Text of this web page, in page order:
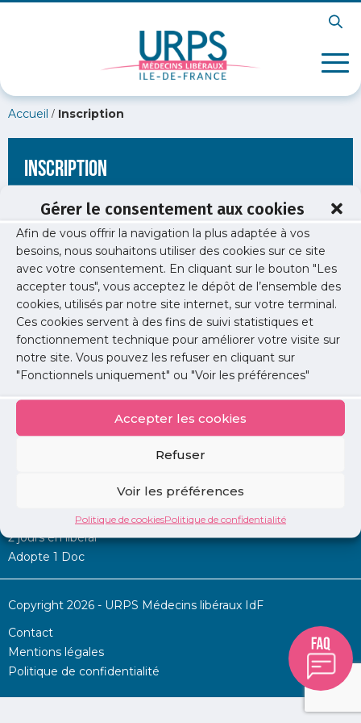
Gérer le consentement aux cookies
Afin de vous offrir la navigation la plus adaptée à vos
besoins, nous souhaitons utiliser des cookies sur ce site
avec votre consentement. En cliquant sur le bouton "Les
accepter tous", vous acceptez le dépôt de l’ensemble des
cookies, utilisés par notre site internet, sur votre terminal.
Ces cookies servent à des fins de suivi statistiques et
fonctionnement technique pour améliorer votre visite sur
notre site. Vous pouvez les refuser en cliquant sur
"Fonctionnels uniquement" ou "Voir les préférences"
Accepter les cookies
Refuser
Voir les préférences
Politique de cookiesPolitique de confidentialité
Accueil / Inscription
Inscription
[wppb-register form_name="inscription"
redirect_url="https://www.urps-med-idf.org/exercer/les-
specialites/"]
Permanence d’aide à l’installation
2 jours en libéral
Adopte 1 Doc
Copyright 2026 - URPS Médecins libéraux IdF
Contact
Mentions légales
Politique de confidentialité